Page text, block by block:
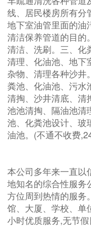
线、居民楼房所有分
地下室油管里面的油
清洁保养管道的目的
清洁、洗刷。三、化
清理、化油池、地下
杂物、清理各种沙井
粪池、化油池、污水
清掏、沙井清底、清
池池清掏、隔油池清
池、化粪池设计、玻
油池。(不通不收费
本公司多年来一直以
地知名的综合性服务
方位周到热情的服务
馆、大厦、学校、单
小时优质服务,无节假